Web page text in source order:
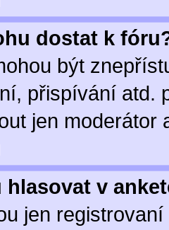
dostat k
být
přispívání atd.
jen moderátor
hlasovat v
jen